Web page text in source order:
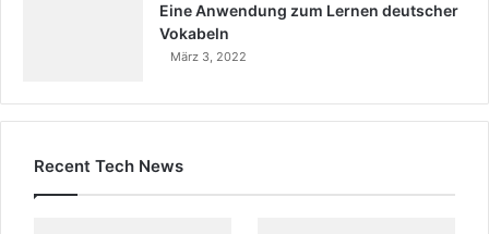
Eine Anwendung zum Lernen deutscher
Vokabeln
März 3, 2022
Recent Tech News